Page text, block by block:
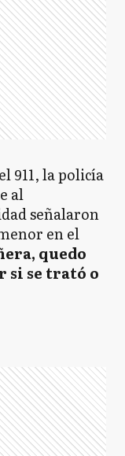
911, la policía
al
señalaron
en el
quedo
si se trató o